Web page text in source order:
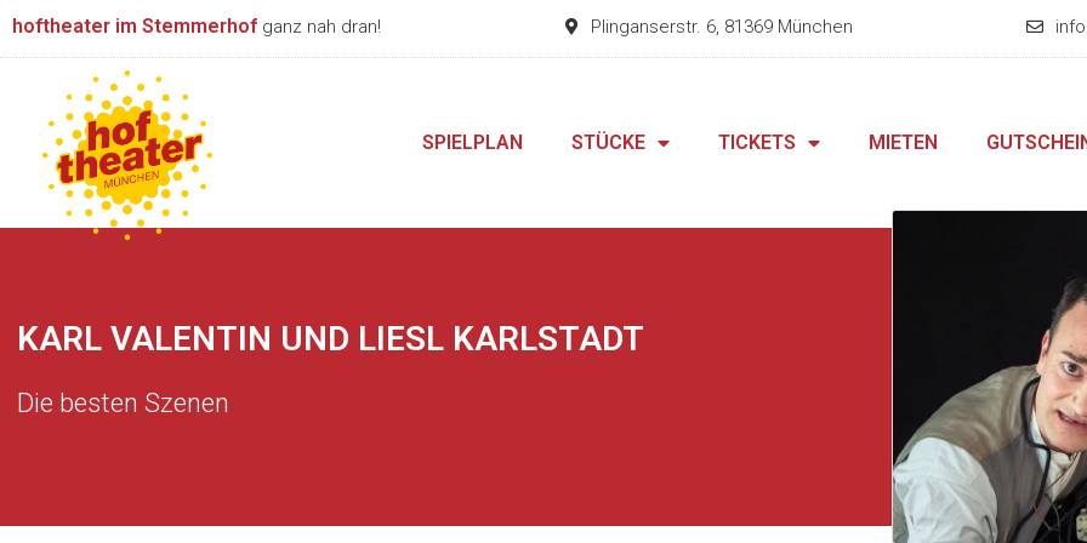
Zum
hoftheater im Stemmerhof ganz nah dran! Plinganserstr. 6, 81369 München
SPIELPLAN STÜCKE TICKETS MIETEN
KARL VALENTIN UND LIESL KARLSTADT
Die besten Szenen